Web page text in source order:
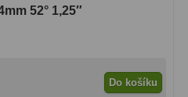
52° 1,25″
Do košíku